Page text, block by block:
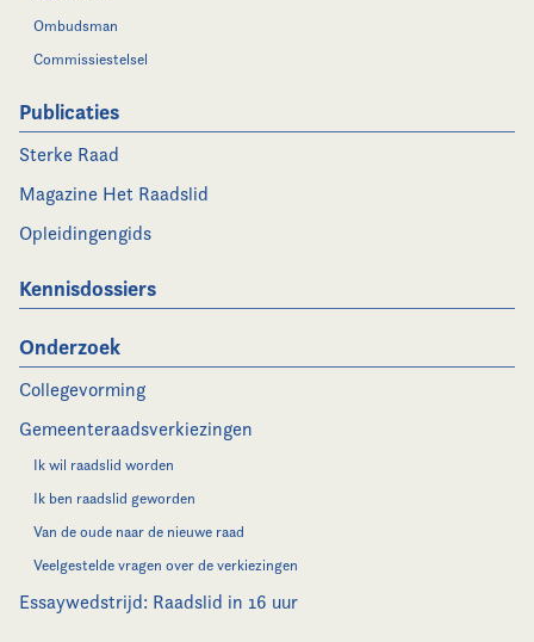
Ombudsman
Commissiestelsel
Publicaties
Sterke Raad
Magazine Het Raadslid
Opleidingengids
Kennisdossiers
Onderzoek
Collegevorming
Gemeenteraadsverkiezingen
Ik wil raadslid worden
Ik ben raadslid geworden
Van de oude naar de nieuwe raad
Veelgestelde vragen over de verkiezingen
Essaywedstrijd: Raadslid in 16 uur